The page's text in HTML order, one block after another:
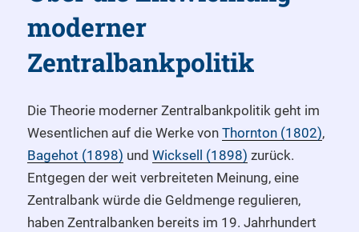
moderner
Zentralbankpolitik
Die Theorie moderner Zentralbankpolitik geht im
Wesentlichen auf die Werke von Thornton (1802),
Bagehot (1898) und Wicksell (1898) zurück.
Entgegen der weit verbreiteten Meinung, eine
Zentralbank würde die Geldmenge regulieren,
haben Zentralbanken bereits im 19. Jahrhundert